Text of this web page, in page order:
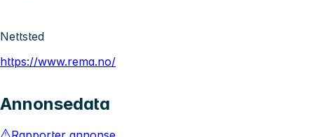
Nettsted
https://www.rema.no/
Annonsedata